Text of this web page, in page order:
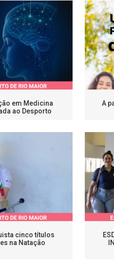
em Medicina
ao Desporto
A
cinco títulos
na Natação